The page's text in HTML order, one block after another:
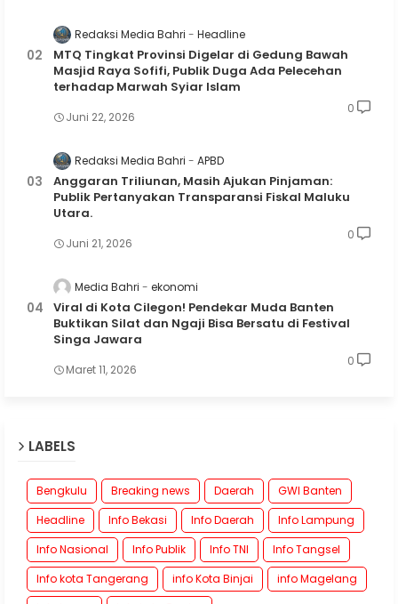
Redaksi Media Bahri Headline
MTQ Tingkat Provinsi Digelar di Gedung Bawah
Masjid Raya Sofifi, Publik Duga Ada Pelecehan
terhadap Marwah Syiar Islam
Juni 22, 2026
0
Redaksi Media Bahri APBD
Anggaran Triliunan, Masih Ajukan Pinjaman:
Publik Pertanyakan Transparansi Fiskal Maluku
Utara.
Juni 21, 2026
0
Media Bahri ekonomi
Viral di Kota Cilegon! Pendekar Muda Banten
Buktikan Silat dan Ngaji Bisa Bersatu di Festival
Singa Jawara
Maret 11, 2026
0
LABELS
Bengkulu Breaking news Daerah
GWI Banten
Headline
Info Bekasi Info Daerah
Info Lampung
Info Nasional
Info Publik Info TNI
Info Tangsel
Info kota Tangerang
info Kota Binjai
info Magelang